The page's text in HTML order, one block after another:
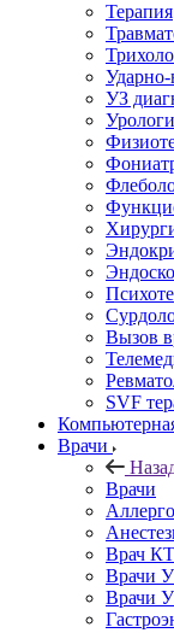
Терапия
Ударно-
УЗ
Вызов
SVF
Врачи
Врачи
Врач
Врачи
Врачи